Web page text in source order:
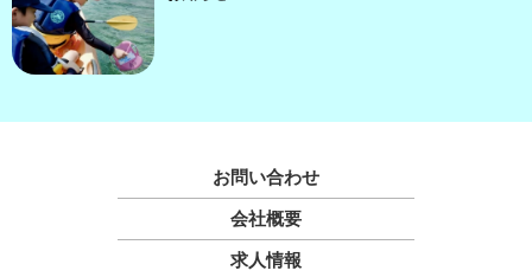
お問い合わせ
会社概要
求人情報